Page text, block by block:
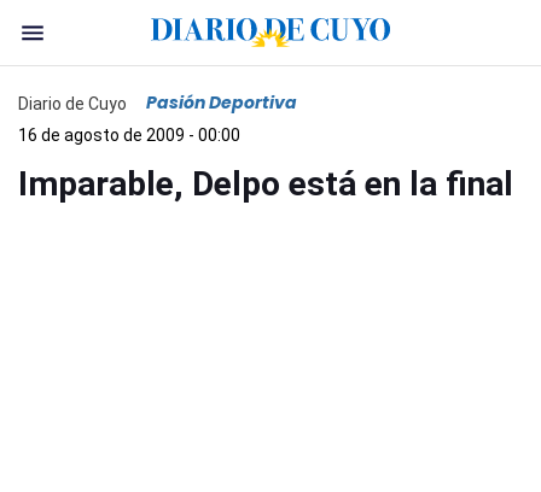
Diario de Cuyo Pasión Deportiva
16 de agosto de 2009 - 00:00
Imparable, Delpo está en la final